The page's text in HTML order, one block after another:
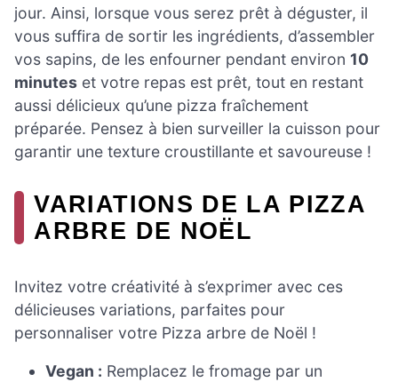
jour. Ainsi, lorsque vous serez prêt à déguster, il
vous suffira de sortir les ingrédients, d’assembler
vos sapins, de les enfourner pendant environ 10
minutes et votre repas est prêt, tout en restant
aussi délicieux qu’une pizza fraîchement
préparée. Pensez à bien surveiller la cuisson pour
garantir une texture croustillante et savoureuse !
VARIATIONS DE LA PIZZA
ARBRE DE NOËL
Invitez votre créativité à s’exprimer avec ces
délicieuses variations, parfaites pour
personnaliser votre Pizza arbre de Noël !
Vegan : Remplacez le fromage par un